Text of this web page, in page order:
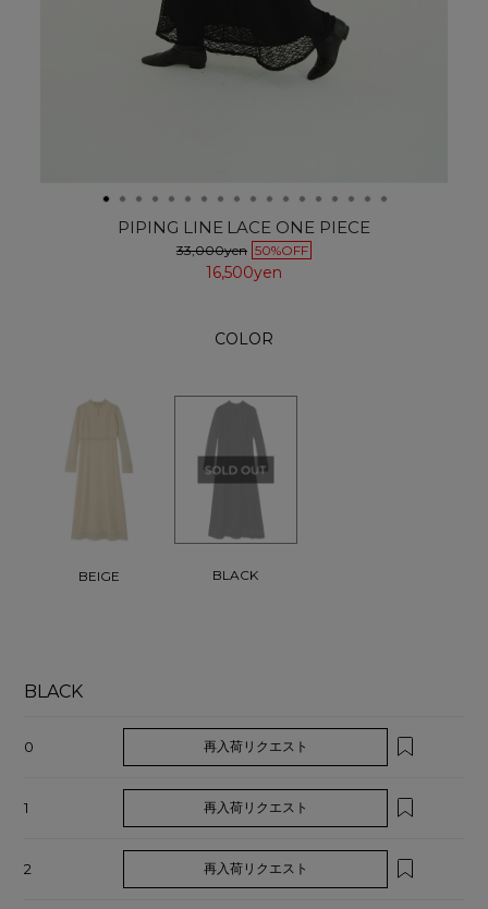
PIPING LINE LACE ONE PIECE
33,000yen 50%OFF
16,500yen
COLOR
BEIGE BLACK
BLACK
0 再入荷リクエスト
1 再入荷リクエスト
2 再入荷リクエスト